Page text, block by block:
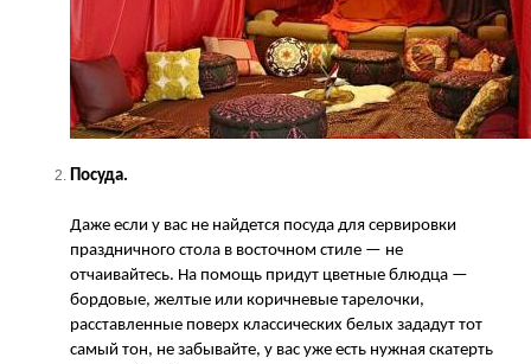
Посуда.
Даже если у вас не найдется посуда для сервировки
праздничного стола в восточном стиле — не
отчаивайтесь. На помощь придут цветные блюдца —
бордовые, желтые или коричневые тарелочки,
расставленные поверх классических белых зададут тот
самый тон, не забывайте, у вас уже есть нужная скатерть